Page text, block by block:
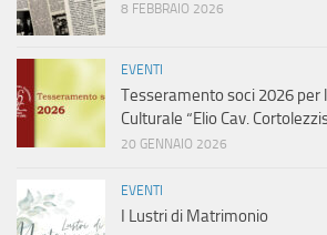
8 FEBBRAIO 2026
EVENTI
Tesseramento soci 2026 per
Culturale “Elio Cav.
20 GENNAIO 2026
EVENTI
I Lustri di Matrimonio